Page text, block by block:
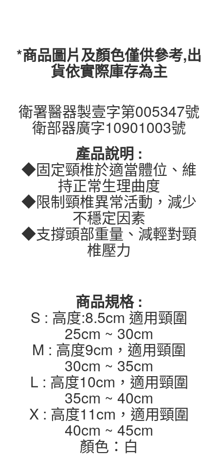
*商品圖片及顏色僅供參考,出
貨依實際庫存為主
衛署醫器製壹字第005347號
衛部器廣字10901003號
產品說明 :
◆固定頸椎於適當體位、維
持正常生理曲度
◆限制頸椎異常活動，減少
不穩定因素
◆支撐頭部重量、減輕對頸
椎壓力
商品規格 :
S : 高度:8.5cm 適用頸圍
25cm ~ 30cm
M : 高度9cm，適用頸圍
30cm ~ 35cm
L : 高度10cm，適用頸圍
35cm ~ 40cm
X : 高度11cm，適用頸圍
40cm ~ 45cm
顏色：白